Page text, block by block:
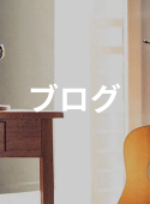
ブログ